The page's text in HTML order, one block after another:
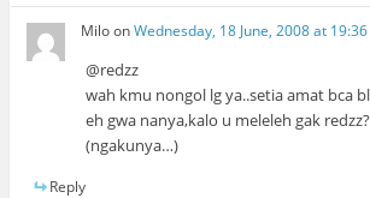
MiloonWednesday, 18 June, 2008 at 19:36
@redzz
wah kmu nongol lg ya..setia amat bca
eh gwa nanya,kalo u meleleh gak
(ngakunya…)
Reply